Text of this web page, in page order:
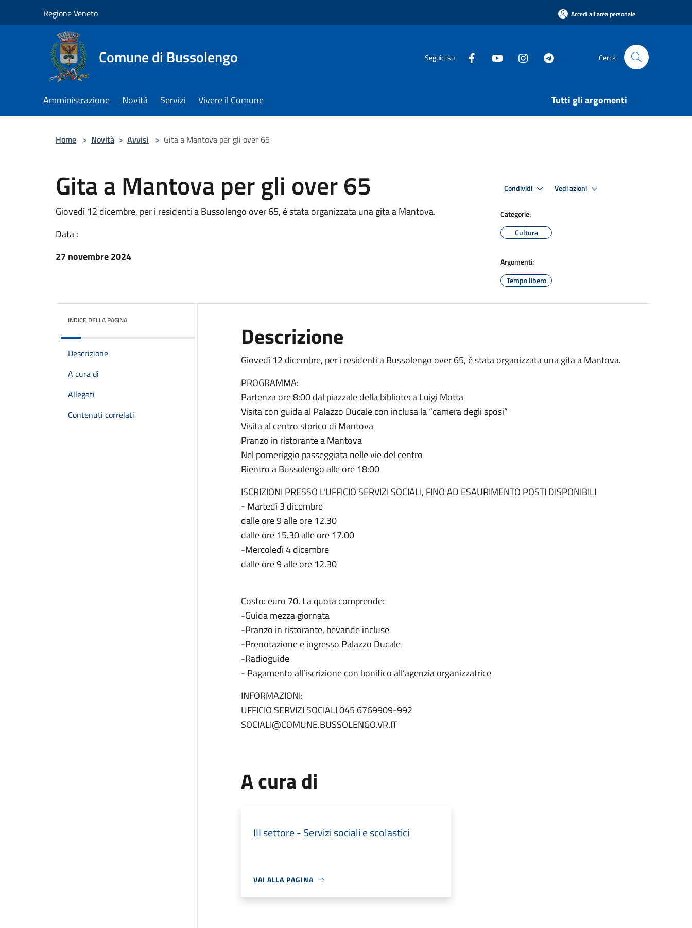
Regione Veneto Accedi all'area personale
Comune di Bussolengo Seguici su Cerca
Amministrazione Novità Servizi Vivere il Comune Tutti gli argomenti
Home > Novità > Avvisi > Gita a Mantova per gli over 65
Gita a Mantova per gli over 65
Giovedì 12 dicembre, per i residenti a Bussolengo over 65, è stata organizzata una gita a Mantova.
Data :
27 novembre 2024
Condividi Vedi azioni
Categorie:
Cultura
Argomenti:
Tempo libero
INDICE DELLA PAGINA
Descrizione
A cura di
Allegati
Contenuti correlati
Descrizione
Giovedì 12 dicembre, per i residenti a Bussolengo over 65, è stata organizzata una gita a Mantova.
PROGRAMMA:
Partenza ore 8:00 dal piazzale della biblioteca Luigi Motta
Visita con guida al Palazzo Ducale con inclusa la “camera degli sposi”
Visita al centro storico di Mantova
Pranzo in ristorante a Mantova
Nel pomeriggio passeggiata nelle vie del centro
Rientro a Bussolengo alle ore 18:00
ISCRIZIONI PRESSO L'UFFICIO SERVIZI SOCIALI, FINO AD ESAURIMENTO POSTI DISPONIBILI
- Martedì 3 dicembre
dalle ore 9 alle ore 12.30
dalle ore 15.30 alle ore 17.00
-Mercoledì 4 dicembre
dalle ore 9 alle ore 12.30
Costo: euro 70. La quota comprende:
-Guida mezza giornata
-Pranzo in ristorante, bevande incluse
-Prenotazione e ingresso Palazzo Ducale
-Radioguide
- Pagamento all’iscrizione con bonifico all’agenzia organizzatrice
INFORMAZIONI:
UFFICIO SERVIZI SOCIALI 045 6769909-992
SOCIALI@COMUNE.BUSSOLENGO.VR.IT
A cura di
III settore - Servizi sociali e scolastici
VAI ALLA PAGINA